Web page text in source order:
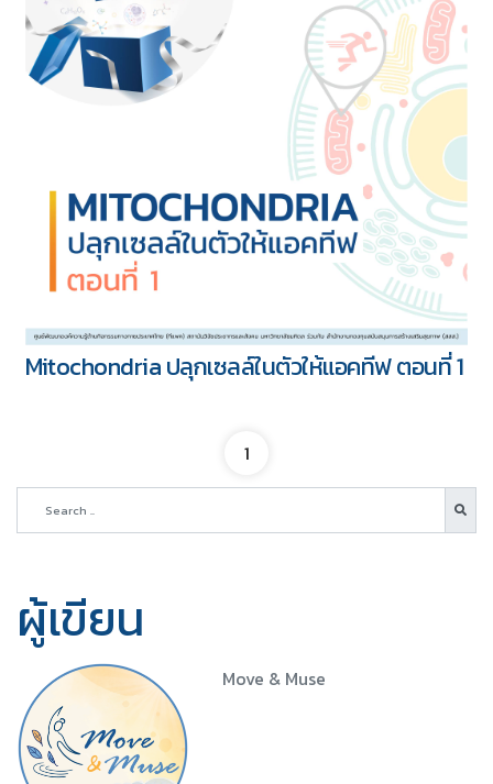
Mitochondria ปลุกเซลล์ในตัวให้แอคทีฟ ตอนที่ 1
1
ผู้เขียน
Move & Muse